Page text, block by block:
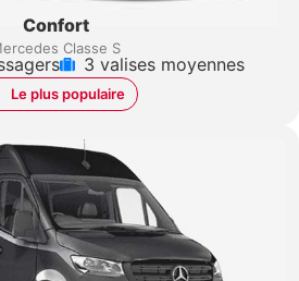
Confort
Classe S
3 valises moyennes
Le plus populaire